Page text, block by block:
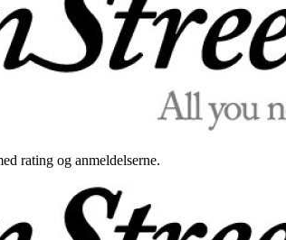
rating og anmeldelserne.